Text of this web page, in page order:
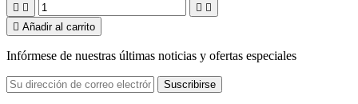
   
 Añadir al carrito
Infórmese de nuestras últimas noticias y ofertas especiales